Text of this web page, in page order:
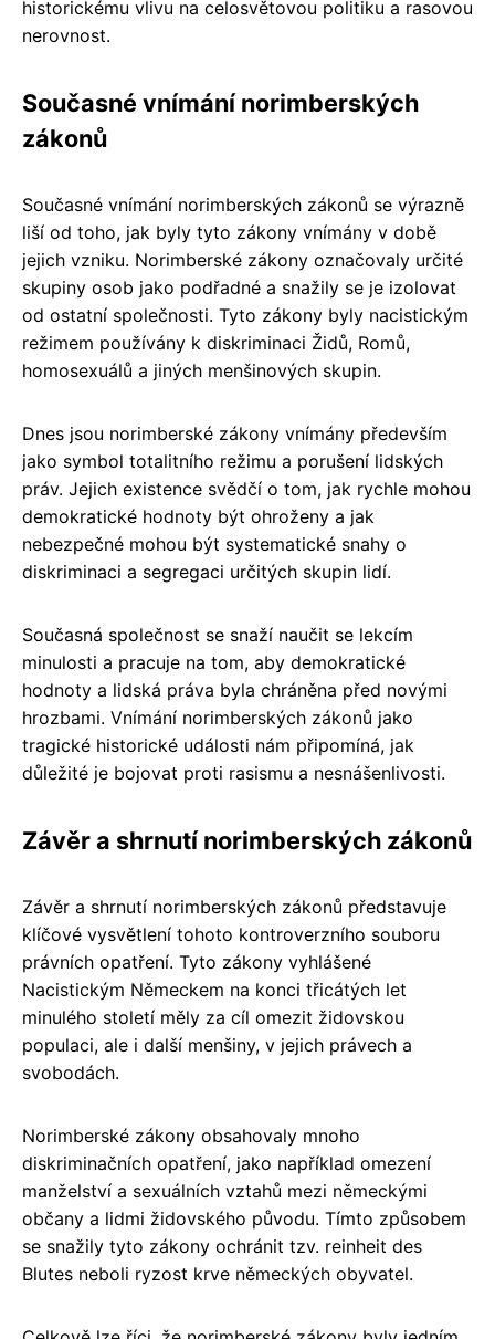
historickému vlivu na celosvětovou politiku a rasovou
nerovnost.
Současné vnímání norimberských
zákonů
Současné vnímání norimberských zákonů se výrazně
liší od toho, jak byly tyto zákony vnímány v době
jejich vzniku. Norimberské zákony označovaly určité
skupiny osob jako podřadné a snažily se je izolovat
od ostatní společnosti. Tyto zákony byly nacistickým
režimem používány k diskriminaci Židů, Romů,
homosexuálů a jiných menšinových skupin.
Dnes jsou norimberské zákony vnímány především
jako symbol totalitního režimu a porušení lidských
práv. Jejich existence svědčí o tom, jak rychle mohou
demokratické hodnoty být ohroženy a jak
nebezpečné mohou být systematické snahy o
diskriminaci a segregaci určitých skupin lidí.
Současná společnost se snaží naučit se lekcím
minulosti a pracuje na tom, aby demokratické
hodnoty a lidská práva byla chráněna před novými
hrozbami. Vnímání norimberských zákonů jako
tragické historické události nám připomíná, jak
důležité je bojovat proti rasismu a nesnášenlivosti.
Závěr a shrnutí norimberských zákonů
Závěr a shrnutí norimberských zákonů představuje
klíčové vysvětlení tohoto kontroverzního souboru
právních opatření. Tyto zákony vyhlášené
Nacistickým Německem na konci třicátých let
minulého století měly za cíl omezit židovskou
populaci, ale i další menšiny, v jejich právech a
svobodách.
Norimberské zákony obsahovaly mnoho
diskriminačních opatření, jako například omezení
manželství a sexuálních vztahů mezi německými
občany a lidmi židovského původu. Tímto způsobem
se snažily tyto zákony ochránit tzv. reinheit des
Blutes neboli ryzost krve německých obyvatel.